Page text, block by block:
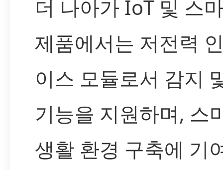
더 나아가 IoT 및 스
제품에서는 저전력
이스 모듈로서 감지
기능을 지원하며, 스
생활 환경 구축에 기